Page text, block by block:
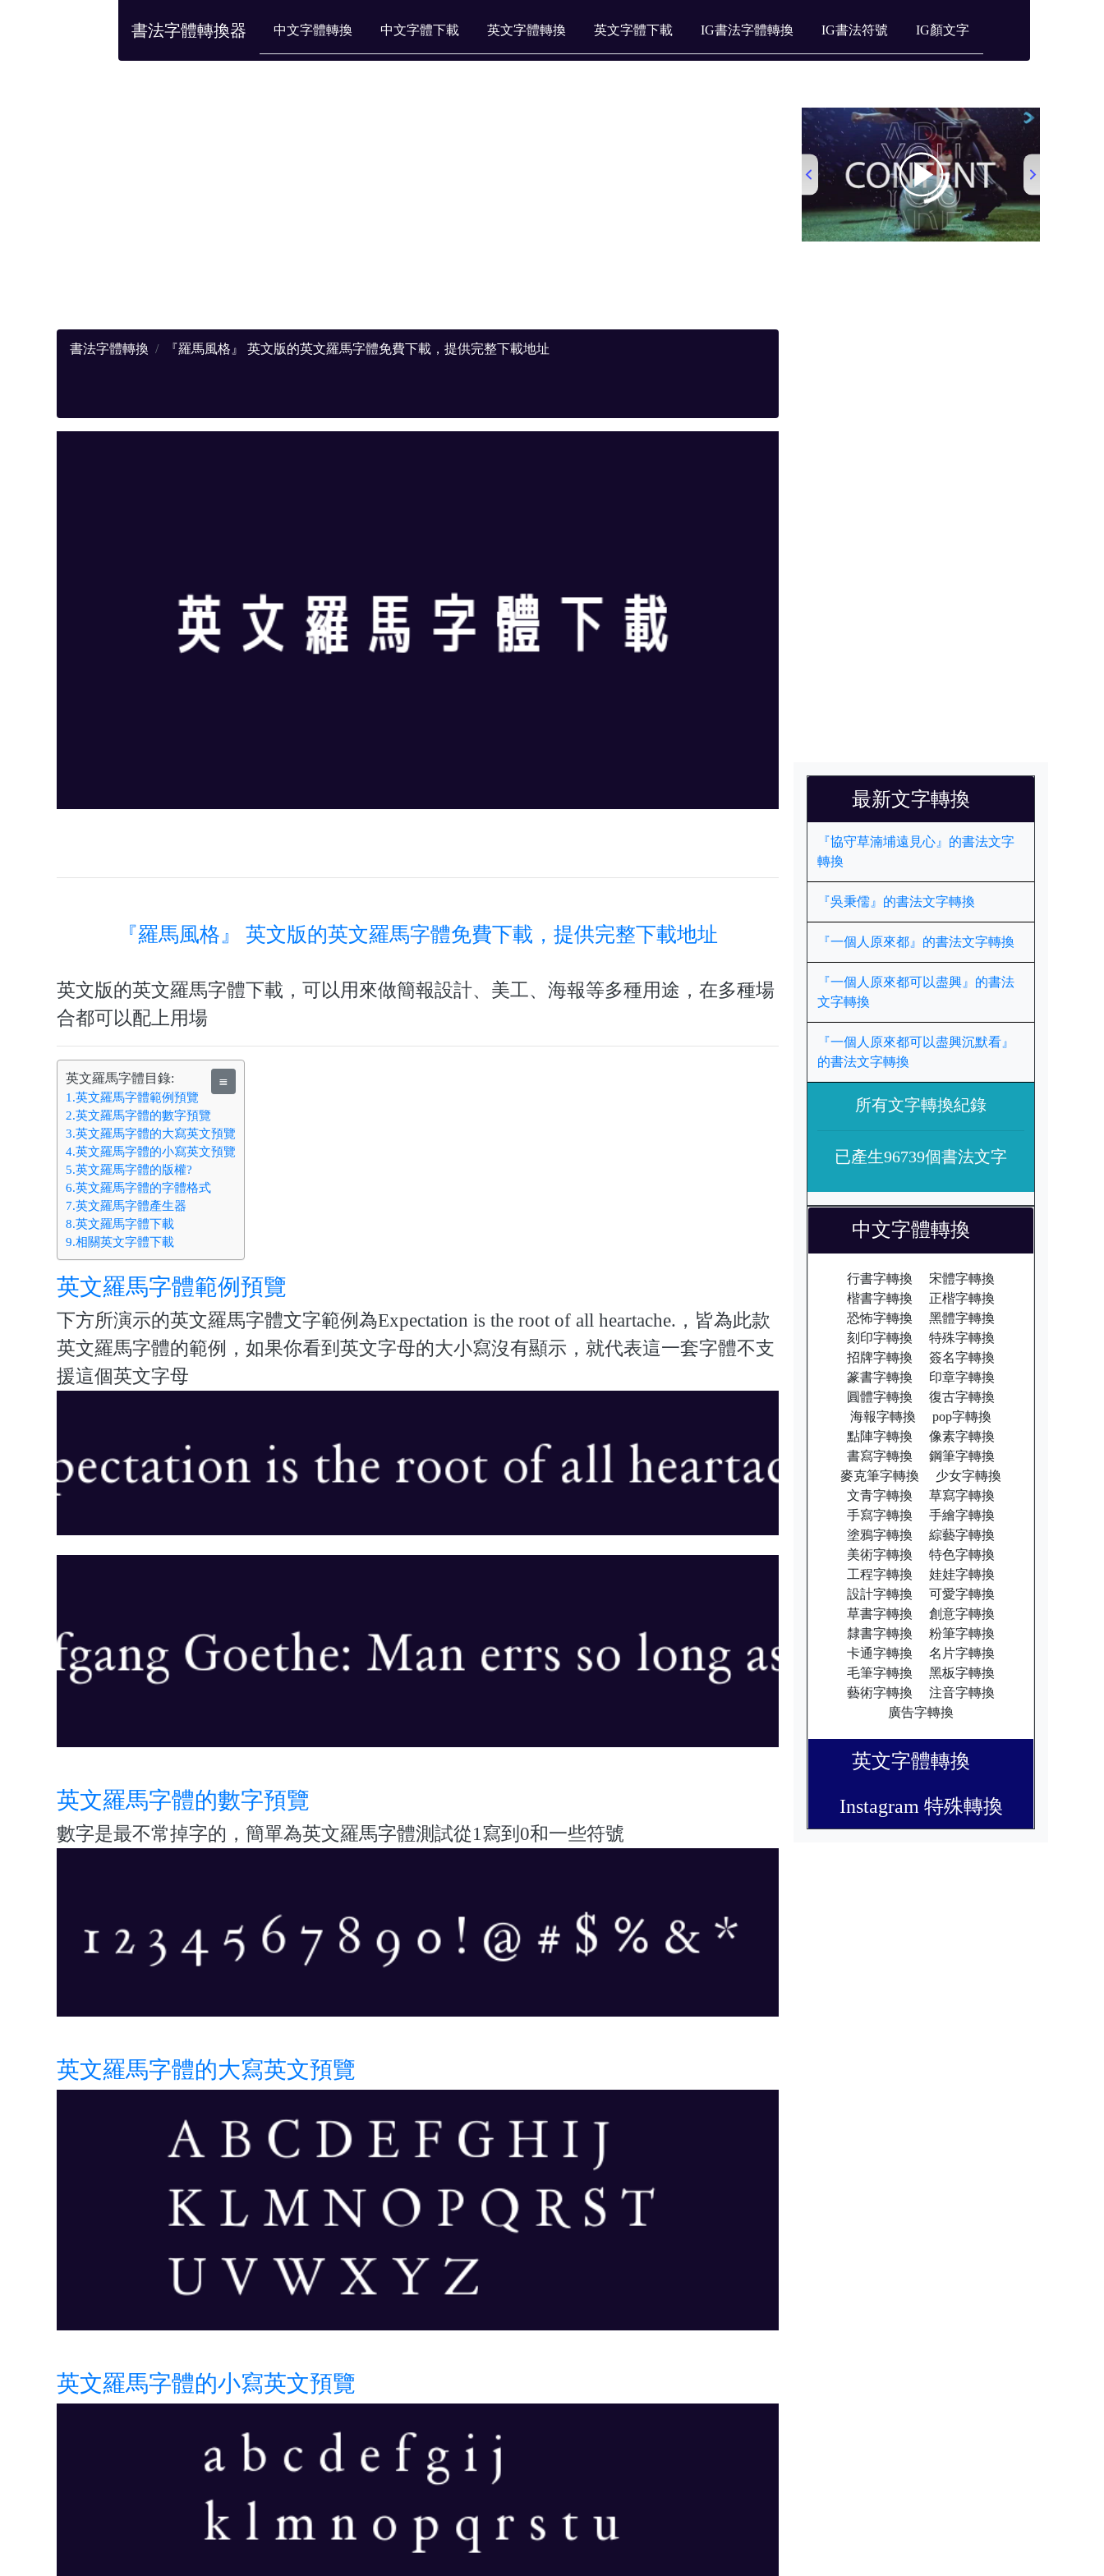
書法字體轉換器 中文字體轉換 中文字體下載 英文字體轉換 英文字體下載 IG書法字體轉換 IG書法符號 IG顏文字
書法字體轉換 『羅馬風格』 英文版的英文羅馬字體免費下載，提供完整下載地址
『羅馬風格』 英文版的英文羅馬字體免費下載，提供完整下載地址
英文版的英文羅馬字體下載，可以用來做簡報設計、美工、海報等多種用途，在多種場
合都可以配上用場
英文羅馬字體目錄: ≣
1.英文羅馬字體範例預覽
2.英文羅馬字體的數字預覽
3.英文羅馬字體的大寫英文預覽
4.英文羅馬字體的小寫英文預覽
5.英文羅馬字體的版權?
6.英文羅馬字體的字體格式
7.英文羅馬字體產生器
8.英文羅馬字體下載
9.相關英文字體下載
英文羅馬字體範例預覽
下方所演示的英文羅馬字體文字範例為Expectation is the root of all heartache.，皆為此款
英文羅馬字體的範例，如果你看到英文字母的大小寫沒有顯示，就代表這一套字體不支
援這個英文字母
英文羅馬字體的數字預覽
數字是最不常掉字的，簡單為英文羅馬字體測試從1寫到0和一些符號
英文羅馬字體的大寫英文預覽
英文羅馬字體的小寫英文預覽
00:00/00:53
最新文字轉換
『協守草湳埔遠見心』的書法文字
轉換
『吳秉儒』的書法文字轉換
『一個人原來都』的書法文字轉換
『一個人原來都可以盡興』的書法
文字轉換
『一個人原來都可以盡興沉默看』
的書法文字轉換
所有文字轉換紀錄
已產生96739個書法文字
中文字體轉換
行書字轉換
宋體字轉換
楷書字轉換
正楷字轉換
恐怖字轉換
黑體字轉換
刻印字轉換
特殊字轉換
招牌字轉換
簽名字轉換
篆書字轉換
印章字轉換
圓體字轉換
復古字轉換
海報字轉換
pop字轉換
點陣字轉換
像素字轉換
書寫字轉換
鋼筆字轉換
麥克筆字轉換
少女字轉換
文青字轉換
草寫字轉換
手寫字轉換
手繪字轉換
塗鴉字轉換
綜藝字轉換
美術字轉換
特色字轉換
工程字轉換
娃娃字轉換
設計字轉換
可愛字轉換
草書字轉換
創意字轉換
隸書字轉換
粉筆字轉換
卡通字轉換
名片字轉換
毛筆字轉換
黑板字轉換
藝術字轉換
注音字轉換
廣告字轉換
英文字體轉換
Instagram 特殊轉換